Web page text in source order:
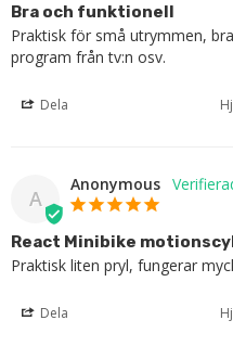
Bra och funktionell
Praktisk för små utrymmen,
program från tv:n osv.
Dela
A
Anonymous
React Minibike
Praktisk liten pryl, fungerar
Dela